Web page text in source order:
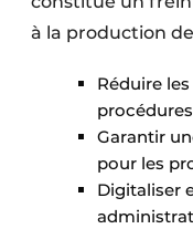
à la production
Réduire
Garantir
pour les
Digitaliser